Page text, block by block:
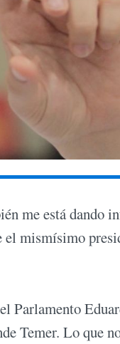
me está dando
el mismísimo
Parlamento
Temer. Lo que